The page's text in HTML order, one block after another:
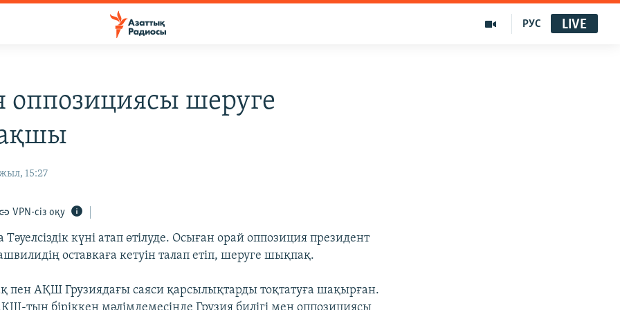
РУС LIVE
оппозициясы шеруге
15:27
VPN-сіз оқу
Тәуелсіздік күні атап өтілуде. Осыған орай оппозиция президент
оставкаға кетуін талап етіп, шеруге шықпақ.
пен АҚШ Грузиядағы саяси қарсылықтарды тоқтатуға шақырған.